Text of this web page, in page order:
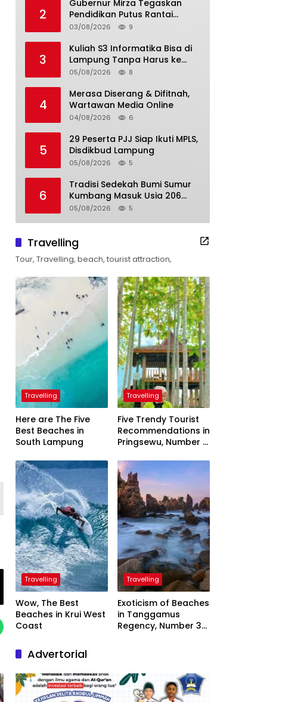
2
Gubernur Mirza Tegaskan
Pendidikan Putus Rantai
Kemiskinan
03/08/2026 9
3
Kuliah S3 Informatika Bisa di
Lampung Tanpa Harus ke
Luar Daerah
05/08/2026 8
4
Merasa Diserang & Difitnah,
Wartawan Media Online
04/08/2026 6
5
29 Peserta PJJ Siap Ikuti MPLS,
Disdikbud Lampung
05/08/2026 5
6
Tradisi Sedekah Bumi Sumur
Kumbang Masuk Usia 206
Tahun
05/08/2026 5
Travelling
Tour, Travelling, beach, tourist attraction,
Travelling
Here are The Five
Best Beaches in
South Lampung
Travelling
Five Trendy Tourist
Recommendations in
Pringsewu, Number 3
President
Travelling
Wow, The Best
Beaches in Krui West
Coast
Travelling
Exoticism of Beaches
in Tanggamus
Regency, Number 3
Advertorial